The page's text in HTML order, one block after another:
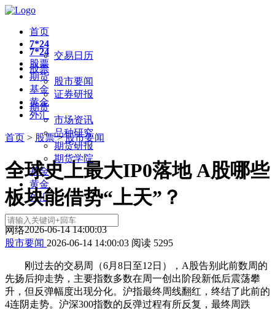
首页
7*24
交易日历
股票
股市要闻
证券研报
期货
市场资讯
品种研究
期货研报
期货学院
基金
黄金
外汇
7*24
股票
期货
基金
黄金
外汇
首页 > 股票>股市要闻
全球史上最大IP0落地 A股哪些
板块能借势“上天”？
网络2026-06-14 14:00:03
股市要闻 2026-06-14 14:00:03 阅读 5295
刚过去的交易周（6月8日至12日），A股告别此前数周的
先扬后抑走势，主要指数多数在周一创出阶段新低后震荡攀
升，但反弹幅度出现分化。沪指最终周线翻红，终结了此前的
4连阴走势。沪深300指数的反弹过程有所反复，最终周跌